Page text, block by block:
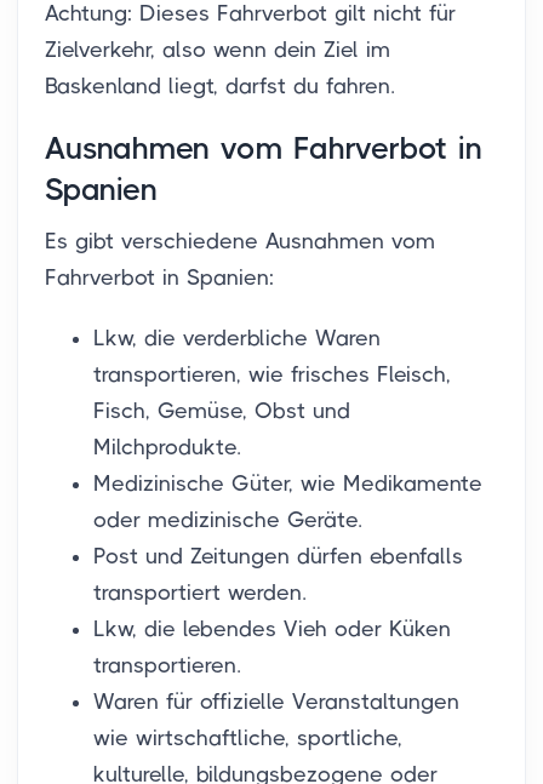
Achtung: Dieses Fahrverbot gilt nicht für
Zielverkehr, also wenn dein Ziel im
Baskenland liegt, darfst du fahren.
Ausnahmen vom Fahrverbot in
Spanien
Es gibt verschiedene Ausnahmen vom
Fahrverbot in Spanien:
Lkw, die verderbliche Waren
transportieren, wie frisches Fleisch,
Fisch, Gemüse, Obst und
Milchprodukte.
Medizinische Güter, wie Medikamente
oder medizinische Geräte.
Post und Zeitungen dürfen ebenfalls
transportiert werden.
Lkw, die lebendes Vieh oder Küken
transportieren.
Waren für offizielle Veranstaltungen
wie wirtschaftliche, sportliche,
kulturelle, bildungsbezogene oder